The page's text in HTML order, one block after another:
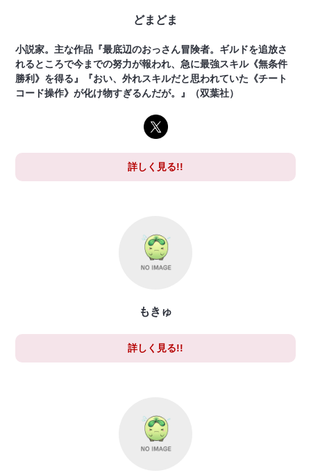
どまどま
小説家。主な作品『最底辺のおっさん冒険者。ギルドを追放さ
れるところで今までの努力が報われ、急に最強スキル《無条件
勝利》を得る』『おい、外れスキルだと思われていた《チート
コード操作》が化け物すぎるんだが。』（双葉社）
詳しく見る!!
もきゅ
詳しく見る!!